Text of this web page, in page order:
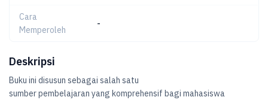
Cara
Memperoleh
-
Deskripsi
Buku ini disusun sebagai salah satu
sumber pembelajaran yang komprehensif bagi mahasiswa